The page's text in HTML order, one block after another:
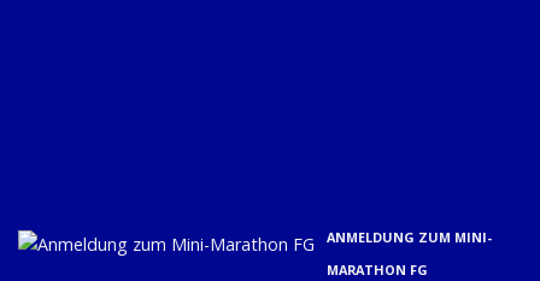
ANMELDUNG ZUM MINI-
MARATHON FG